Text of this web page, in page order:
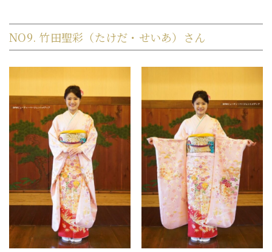
NO9. 竹田聖彩（たけだ・せいあ）さん